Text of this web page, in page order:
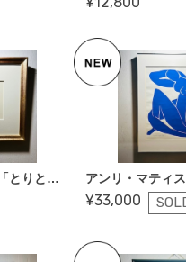
孔版画 大場正男 「とりとレモンII」82/220 ペーパースクリーン 額付き 版画 アート
¥33,000